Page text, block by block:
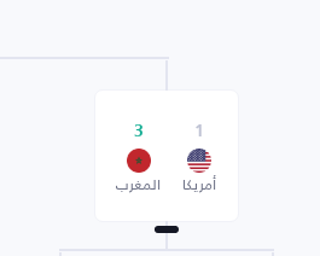
1
أمريكا
3
المغرب